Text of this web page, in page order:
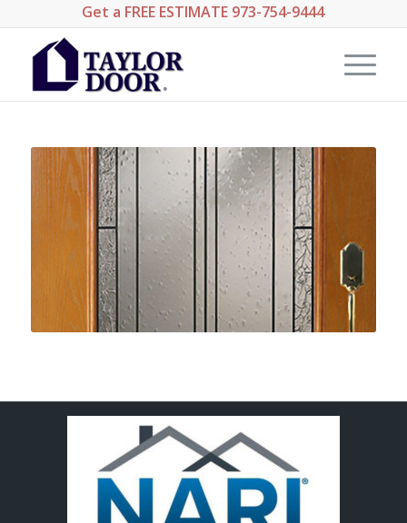
Get a FREE ESTIMATE 973-754-9444